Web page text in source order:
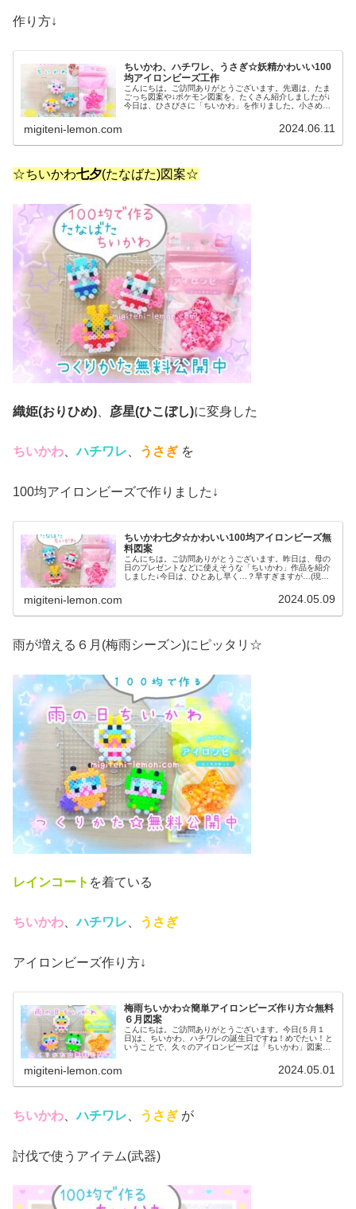
作り方↓
ちいかわ、ハチワレ、うさぎ☆妖精かわいい100
均アイロンビーズ工作
こんにちは。ご訪問ありがとうございます。先週は、たま
ごっち図案や↓ポケモン図案を、たくさん紹介しましたが↓
今日は、ひさびさに「ちいかわ」を作りました。小さめサ
migiteni-lemon.com 2024.06.11
☆ちいかわ七夕(たなばた)図案☆
織姫(おりひめ) 彦星(ひこぼし)に変身した
ちいかわ、ハチワレ、 うさぎ を
100均アイロンビーズで作りました↓
ちいかわ七夕☆かわいい100均アイロンビーズ無
料図案
こんにちは。ご訪問ありがとうございます。昨日は、母の
日のプレゼントなどに使えそうな「ちいかわ」作品を紹介
しました↓今日は、ひとあし早く…？早すぎますが…(現在
migiteni-lemon.com 2024.05.09
雨が増える６月(梅雨シーズン)にピッタリ☆
レインコート を着ている
ちいかわ、ハチワレ、 うさぎ
アイロンビーズ作り方↓
梅雨ちいかわ☆簡単アイロンビーズ作り方☆無料
６月図案
こんにちは。ご訪問ありがとうございます。今日(５月１
日)は、ちいかわ、ハチワレの誕生日ですね！めでたい！と
いうことで、久々のアイロンビーズは「ちいかわ」図案で
migiteni-lemon.com 2024.05.01
ちいかわ 、ハチワレ うさぎ が
討伐で使うアイテム(武器)